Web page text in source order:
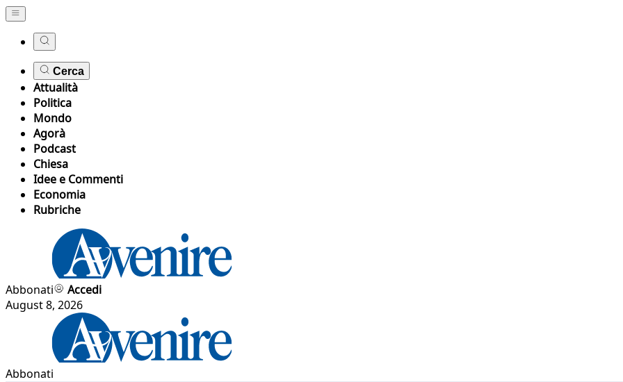
Cerca
Attualità
Politica
Mondo
Agorà
Podcast
Chiesa
Idee e Commenti
Economia
Rubriche
Abbonati
Accedi
August 8, 2026
Abbonati